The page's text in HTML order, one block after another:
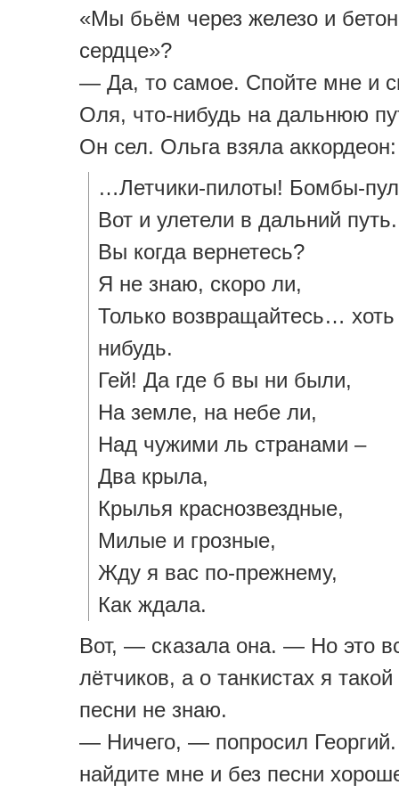
«Мы бьём через железо и
сердце»?
— Да, то самое. Спойте мне и
Оля, что-нибудь на дальнюю
Он сел. Ольга взяла аккордеон:
…Летчики-пилоты! Бомбы-
Вот и улетели в дальний путь.
Вы когда вернетесь?
Я не знаю, скоро ли,
Только возвращайтесь… хоть
нибудь.
Гей! Да где б вы ни были,
На земле, на небе ли,
Над чужими ль странами –
Два крыла,
Крылья краснозвездные,
Милые и грозные,
Жду я вас по-прежнему,
Как ждала.
Вот, — сказала она. — Но это
лётчиков, а о танкистах я
песни не знаю.
— Ничего, — попросил
найдите мне и без песни